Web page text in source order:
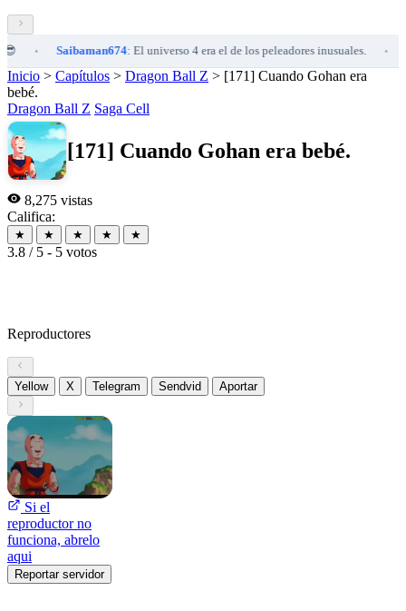
Saibaman674: El universo 4 era el de los peleadores inusuales. •
Inicio > Capítulos > Dragon Ball Z > [171] Cuando Gohan era
bebé.
Dragon Ball Z Saga Cell
[171] Cuando Gohan era bebé.
8,275 vistas
Califica:
★ ★ ★ ★ ★
3.8 / 5 - 5 votos
Reproductores
Yellow X Telegram Sendvid Aportar
Si el
reproductor no
funciona, abrelo
aqui
Reportar servidor